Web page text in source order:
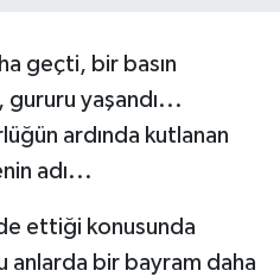
geçti, bir basın
gururu yaşandı...
ardında kutlanan
adı...
ettiği konusunda
anlarda bir bayram daha